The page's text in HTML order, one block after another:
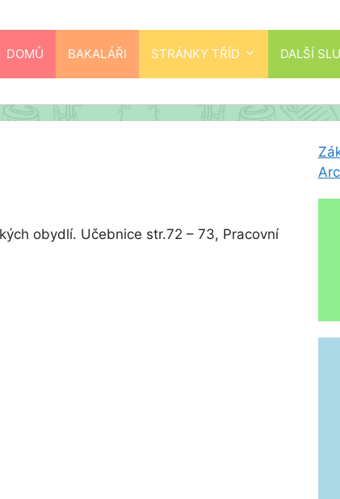
DOMŮ BAKALÁŘI STRÁNKY TŘÍD DALŠÍ
obydlí. Učebnice str.72 – 73, Pracovní